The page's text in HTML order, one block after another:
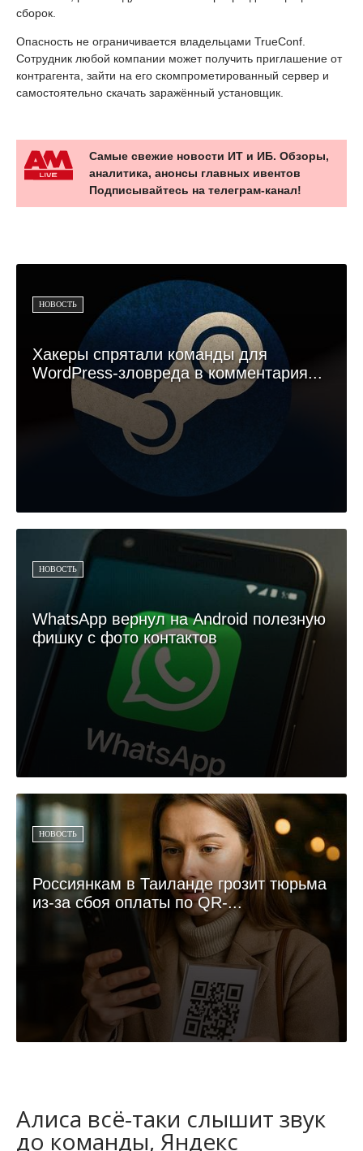
сборок.
Опасность не ограничивается владельцами TrueConf.
Сотрудник любой компании может получить приглашение от
контрагента, зайти на его скомпрометированный сервер и
самостоятельно скачать заражённый установщик.
Самые свежие новости ИТ и ИБ. Обзоры,
аналитика, анонсы главных ивентов
Подписывайтесь на телеграм-канал!
НОВОСТЬ
Хакеры спрятали команды для
WordPress-зловреда в комментария...
НОВОСТЬ
WhatsApp вернул на Android полезную
фишку с фото контактов
НОВОСТЬ
Россиянкам в Таиланде грозит тюрьма
из-за сбоя оплаты по QR-...
Алиса всё-таки слышит звук
до команды, Яндекс